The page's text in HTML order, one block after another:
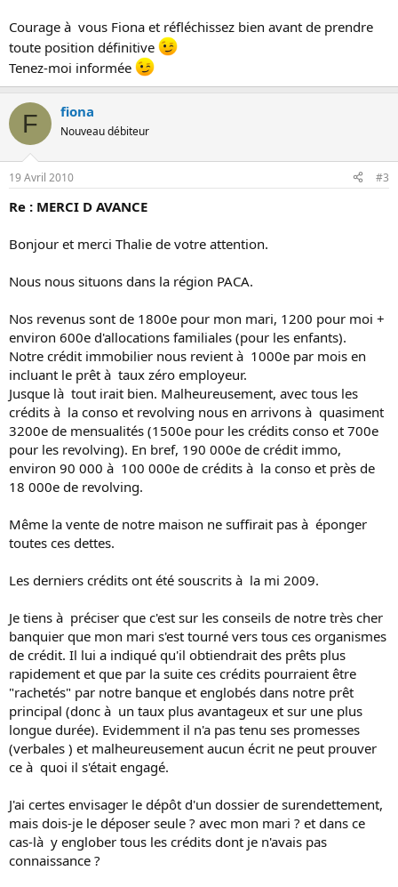
Courage à vous Fiona et réfléchissez bien avant de prendre
toute position définitive
Tenez-moi informée
F fiona
Nouveau débiteur
19 Avril 2010 #3
Re : MERCI D AVANCE
Bonjour et merci Thalie de votre attention.
Nous nous situons dans la région PACA.
Nos revenus sont de 1800e pour mon mari, 1200 pour moi +
environ 600e d'allocations familiales (pour les enfants).
Notre crédit immobilier nous revient à 1000e par mois en
incluant le prêt à taux zéro employeur.
Jusque là tout irait bien. Malheureusement, avec tous les
crédits à la conso et revolving nous en arrivons à quasiment
3200e de mensualités (1500e pour les crédits conso et 700e
pour les revolving). En bref, 190 000e de crédit immo,
environ 90 000 à 100 000e de crédits à la conso et près de
18 000e de revolving.
Même la vente de notre maison ne suffirait pas à éponger
toutes ces dettes.
Les derniers crédits ont été souscrits à la mi 2009.
Je tiens à préciser que c'est sur les conseils de notre très cher
banquier que mon mari s'est tourné vers tous ces organismes
de crédit. Il lui a indiqué qu'il obtiendrait des prêts plus
rapidement et que par la suite ces crédits pourraient être
"rachetés" par notre banque et englobés dans notre prêt
principal (donc à un taux plus avantageux et sur une plus
longue durée). Evidemment il n'a pas tenu ses promesses
(verbales ) et malheureusement aucun écrit ne peut prouver
ce à quoi il s'était engagé.
J'ai certes envisager le dépôt d'un dossier de surendettement,
mais dois-je le déposer seule ? avec mon mari ? et dans ce
cas-là y englober tous les crédits dont je n'avais pas
connaissance ?